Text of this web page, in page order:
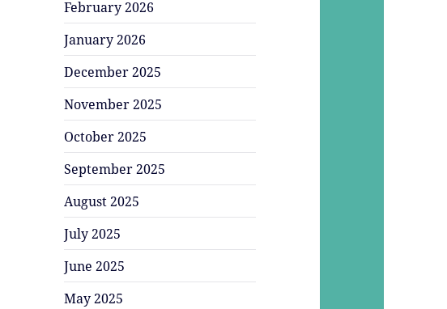
February 2026
January 2026
December 2025
November 2025
October 2025
September 2025
August 2025
July 2025
June 2025
May 2025